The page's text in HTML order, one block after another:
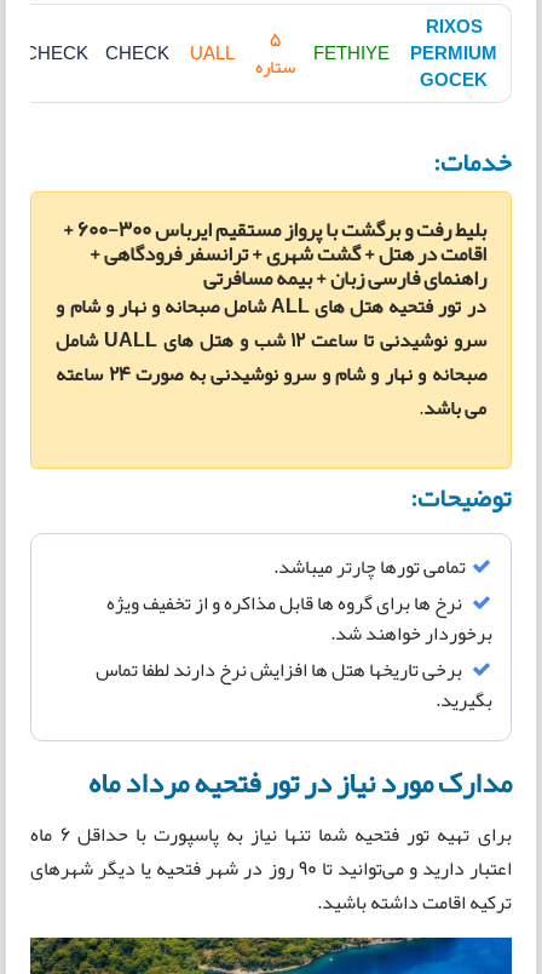
RIXOS
PERMIUM
GOCEK
FETHIYE
5
ستاره UALL
CHECK
CHECK
خدمات:
بلیط رفت و برگشت با پرواز مستقیم ایرباس 300-600 +
اقامت در هتل + گشت شهری + ترانسفر فرودگاهی +
راهنمای فارسی زبان + بیمه مسافرتی
در تور فتحیه هتل های ALL شامل صبحانه و نهار و شام و
سرو نوشیدنی تا ساعت 12 شب و هتل های UALL شامل
صبحانه و نهار و شام و سرو نوشیدنی به صورت 24 ساعته
می باشد.
توضیحات:
تمامی تورهاچارترمیباشد.
نرخ ها برای گروه ها قابل مذاکره و از تخفیف ویژه
برخوردار خواهند شد.
برخی تاریخها هتل ها افزایش نرخ دارند لطفا تماس
بگیرید.
مدارک مورد نیاز در تور فتحیه مرداد ماه
برای تهیه تور فتحیه شما تنها نیاز به پاسپورت با حداقل 6 ماه
اعتبار دارید و می‌توانید تا 90 روز در شهر فتحیه یا دیگر شهرهای
ترکیه اقامت داشته باشید.